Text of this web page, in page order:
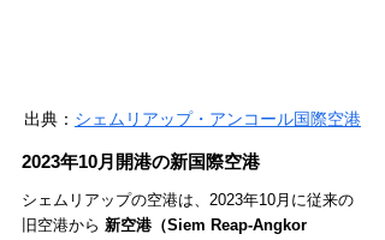
出典： シェムリアップ・アンコール国際空港
2023年10月開港の新国際空港
シェムリアップの空港は、2023年10月に従来の
旧空港から 新空港（Siem Reap-Angkor